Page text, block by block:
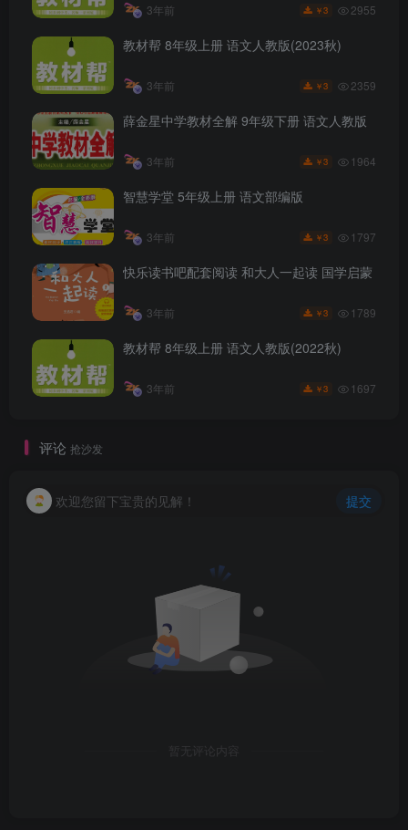
3年前 ￥3 2955
教材帮 8年级上册 语文人教版(2023秋)
3年前 ￥3 2359
薛金星中学教材全解 9年级下册 语文人教版
3年前 ￥3 1964
智慧学堂 5年级上册 语文部编版
3年前 ￥3 1797
快乐读书吧配套阅读 和大人一起读 国学启蒙
3年前 ￥3 1789
教材帮 8年级上册 语文人教版(2022秋)
3年前 ￥3 1697
评论 抢沙发
欢迎您留下宝贵的见解！ 提交
暂无评论内容